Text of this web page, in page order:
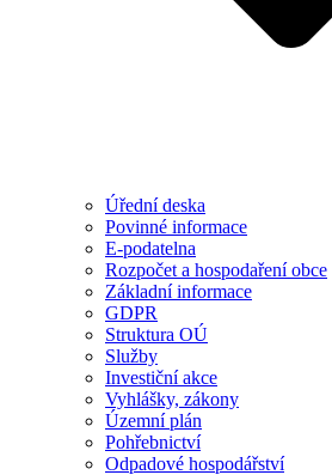
Úřední deska
Povinné informace
E-podatelna
Rozpočet a hospodaření obce
Základní informace
GDPR
Struktura OÚ
Služby
Investiční akce
Vyhlášky, zákony
Územní plán
Pohřebnictví
Odpadové hospodářství